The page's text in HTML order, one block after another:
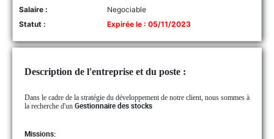
Salaire :
Negociable
Statut :
Expirée le : 05/11/2023
Description de l'entreprise et du poste :
Dans le cadre de la stratégie du développement de notre client, nous sommes à
la recherche d'un Gestionnaire des stocks
Missions: